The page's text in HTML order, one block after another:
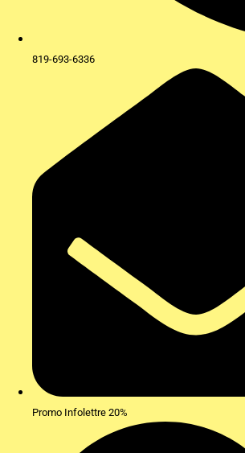
819-693-6336
Promo Infolettre 20%